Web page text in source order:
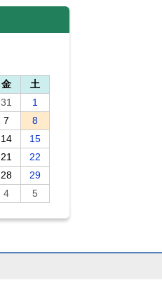
金
土
31
1
7
8
14
15
21
22
28
29
4 5